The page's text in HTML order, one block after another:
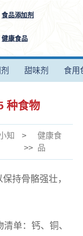
食品添加剂
健康食品
甜味剂 食用
种食物
知
>
>>
健康食
品
持骨骼强壮，
单：钙、铜、